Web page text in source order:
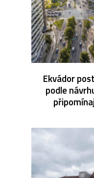
Ekvádor
podle